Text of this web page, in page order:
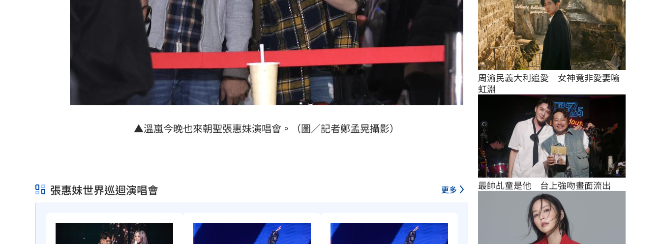
▲溫嵐今晚也來朝聖張惠妹演唱會。（圖／記者鄭孟晃攝影）
張惠妹世界巡迴演唱會 更多
周渝民義大利追愛　女神竟非愛妻喻
虹淵
最帥乩童是他　台上強吻畫面流出